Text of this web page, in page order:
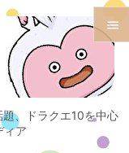
、ドラクエ10を中心
ィア

メニ
サイ
